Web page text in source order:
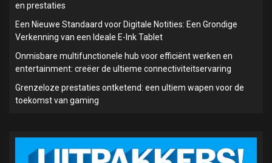
en prestaties
Een Nieuwe Standaard voor Digitale Notities: Een Grondige
Verkenning van een Ideale E-Ink Tablet
Onmisbare multifunctionele hub voor efficiënt werken en
entertainment: creëer de ultieme connectiviteitservaring
Grenzeloze prestaties ontketend: een ultiem wapen voor de
toekomst van gaming